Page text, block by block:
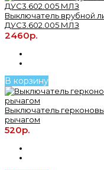
Выключатель врубной
ДУС3.602.005 МЛЗ
2460р.
В корзину
Выключатель
рычагом
520р.